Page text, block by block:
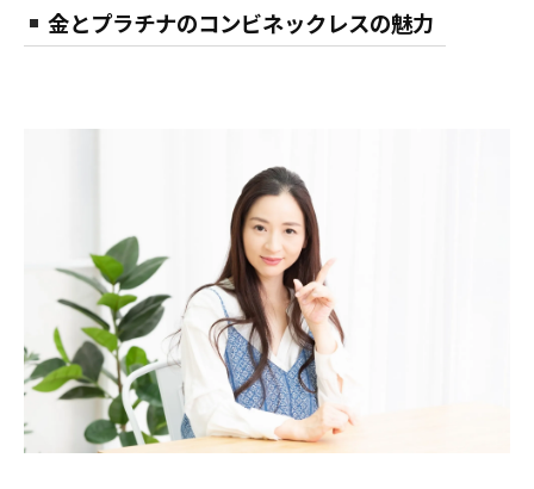
金とプラチナのコンビネックレスの魅力